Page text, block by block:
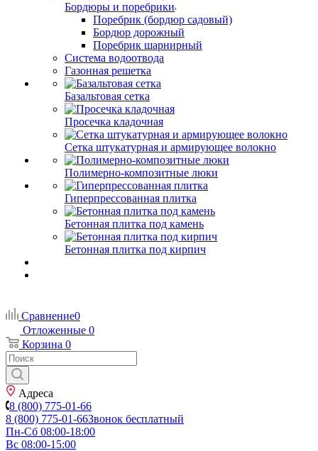
Бордюры и поребрики
Поребрик (бордюр садовый)
Бордюр дорожный
Поребрик шарнирный
Система водоотвода
Газонная решетка
Базальтовая сетка
Просечка кладочная
Сетка штукатурная и армирующее волокно
Полимерно-композитные люки
Гиперпрессованная плитка
Бетонная плитка под камень
Бетонная плитка под кирпич
Сравнение0
Отложенные 0
Корзина 0
Адреса
8 (800) 775-01-66
8 (800) 775-01-66Звонок бесплатный
Пн-Сб 08:00-18:00
Вс 08:00-15:00